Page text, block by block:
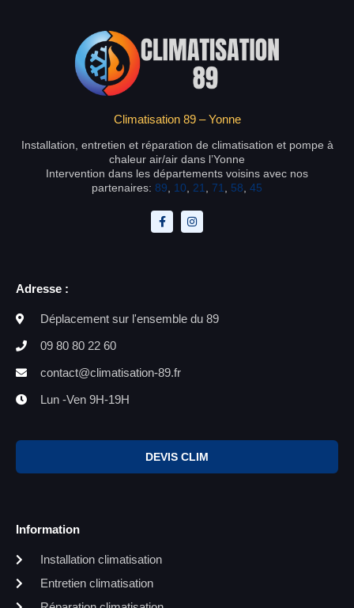
Climatisation 89 – Yonne
Installation, entretien et réparation de climatisation et pompe à
chaleur air/air dans l’Yonne
Intervention dans les départements voisins avec nos
partenaires: 89 10 21 71 58 45
Adresse :
Déplacement sur l'ensemble du 89
09 80 80 22 60
contact@climatisation-89.fr
Lun -Ven 9H-19H
DEVIS CLIM
Information
Installation climatisation
Entretien climatisation